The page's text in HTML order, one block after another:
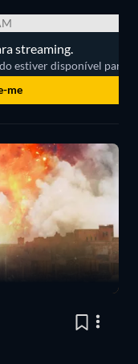
streaming.
estiver disponível para
me